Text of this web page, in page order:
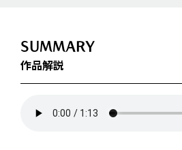
SUMMARY
作品解説